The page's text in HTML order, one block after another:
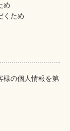
め
くため
様の個人情報を第